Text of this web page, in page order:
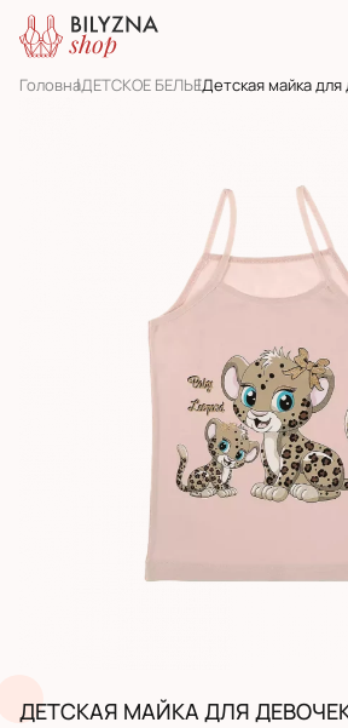
ГоловнаДЕТСКОЕ БЕЛЬЕДетская майка
ДЕТСКАЯ МАЙКА ДЛЯ